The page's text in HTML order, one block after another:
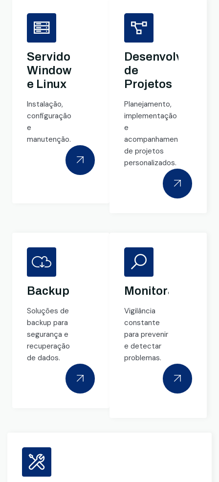
Servidores
Windows
e Linux
Instalação,
configuração
e
manutenção.
de
Projetos
Planejamento,
implementação
e
acompanhamento
de projetos
personalizados.
Backup
Soluções de
backup para
segurança e
recuperação
de dados.
Monitoramento
Vigilância
constante
para prevenir
e detectar
problemas.